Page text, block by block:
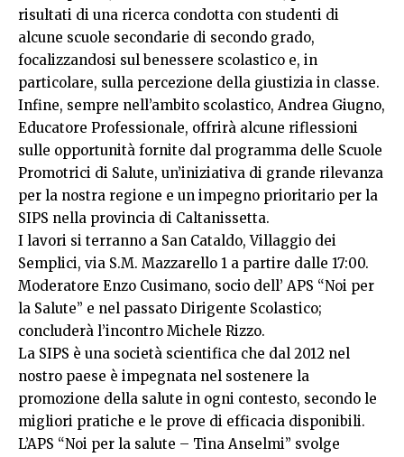
risultati di una ricerca condotta con studenti di
alcune scuole secondarie di secondo grado,
focalizzandosi sul benessere scolastico e, in
particolare, sulla percezione della giustizia in classe.
Infine, sempre nell’ambito scolastico, Andrea Giugno,
Educatore Professionale, offrirà alcune riflessioni
sulle opportunità fornite dal programma delle Scuole
Promotrici di Salute, un’iniziativa di grande rilevanza
per la nostra regione e un impegno prioritario per la
SIPS nella provincia di Caltanissetta.
I lavori si terranno a San Cataldo, Villaggio dei
Semplici, via S.M. Mazzarello 1 a partire dalle 17:00.
Moderatore Enzo Cusimano, socio dell’ APS “Noi per
la Salute” e nel passato Dirigente Scolastico;
concluderà l’incontro Michele Rizzo.
La SIPS è una società scientifica che dal 2012 nel
nostro paese è impegnata nel sostenere la
promozione della salute in ogni contesto, secondo le
migliori pratiche e le prove di efficacia disponibili.
L’APS “Noi per la salute – Tina Anselmi” svolge